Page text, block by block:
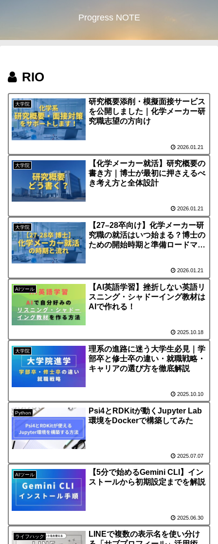
Progress NOTE
RIO
大学院
研究概要添削・模擬面接サービス
を公開しました｜化学メーカー研
究職志望の方向け
2026.01.21
大学院
【化学メーカー就活】研究概要の
書き方｜博士が最初に押さえるべ
き考え方と全体設計
2026.01.21
大学院
【27–28卒向け】化学メーカー研
究職の就活はいつ始まる？博士の
ための開始時期と準備ロードマッ
2026.01.21
AIツール
【AI英語学習】挫折しない英語リ
スニング・シャドーイング教材は
AIで作れる！
2025.10.18
大学院
理系の進路に迷う大学生必見｜学
部卒と修士卒の違い・就職戦略・
キャリアの選び方を徹底解説
2025.10.10
Python
Psi4とRDKitが動くJupyter Lab
環境をDockerで構築してみた
2025.07.07
AIツール
【5分で始めるGemini CLI】イン
ストールから初期設定までを解説
2025.06.30
ライフハック
LINEで複数の表示名を使い分け